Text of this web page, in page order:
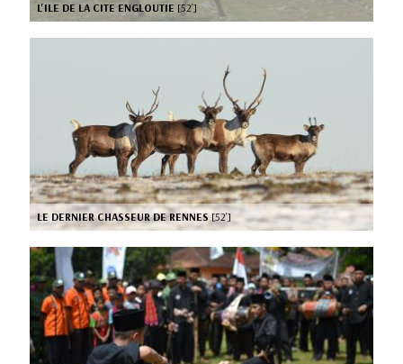
L'ILE DE LA CITE ENGLOUTIE [52’]
LE DERNIER CHASSEUR DE RENNES[52’]